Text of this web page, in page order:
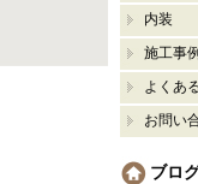
内装
施工事例
よくあ
お問い
ブロ